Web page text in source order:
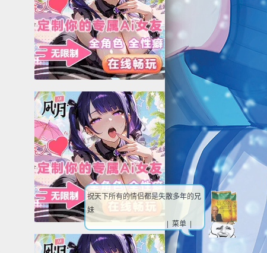
祝天下所有的情侣都是失散多年的兄
妹
| 菜单 |